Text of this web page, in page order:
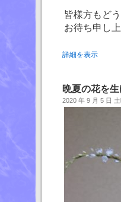
皆様方もど
お待ち申し上
詳細を表示
晩夏の花を生
2020 年 9 月 5 日 土